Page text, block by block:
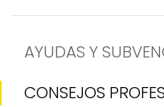
AYUDAS Y
CONSEJOS